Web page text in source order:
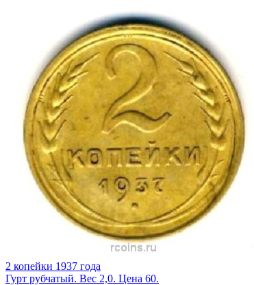
2 копейки 1937 года
Гурт рубчатый. Вес 2,0. Цена 60.